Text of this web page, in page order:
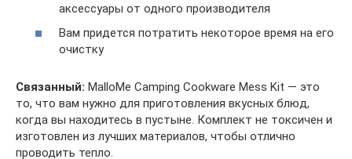
аксессуары от одного производителя
Вам придется потратить некоторое время на его
очистку
Связанный: MalloMe Camping Cookware Mess Kit — это
то, что вам нужно для приготовления вкусных блюд,
когда вы находитесь в пустыне. Комплект не токсичен и
изготовлен из лучших материалов, чтобы отлично
проводить тепло.